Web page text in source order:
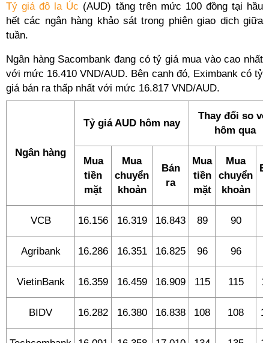
Tỷ giá đô la Úc (AUD) tăng trên mức 100 đồng tại hầu
hết các ngân hàng khảo sát trong phiên giao dịch giữa
tuần.
Ngân hàng Sacombank đang có tỷ giá mua vào cao nhất
với mức 16.410 VND/AUD. Bên cạnh đó, Eximbank có tỷ
giá bán ra thấp nhất với mức 16.817 VND/AUD.
Ngân hàng
Tỷ giá AUD hôm nay
Thay đổi so
hôm qua
Mua
tiền
mặt
Mua
chuyển
khoản
Bán
ra
Mua
tiền
mặt
Mua
chuyển
khoản
VCB 16.156 16.319 16.843 89 90
Agribank 16.286 16.351 16.825 96 96
VietinBank 16.359 16.459 16.909 115 115
BIDV 16.282 16.380 16.838 108 108